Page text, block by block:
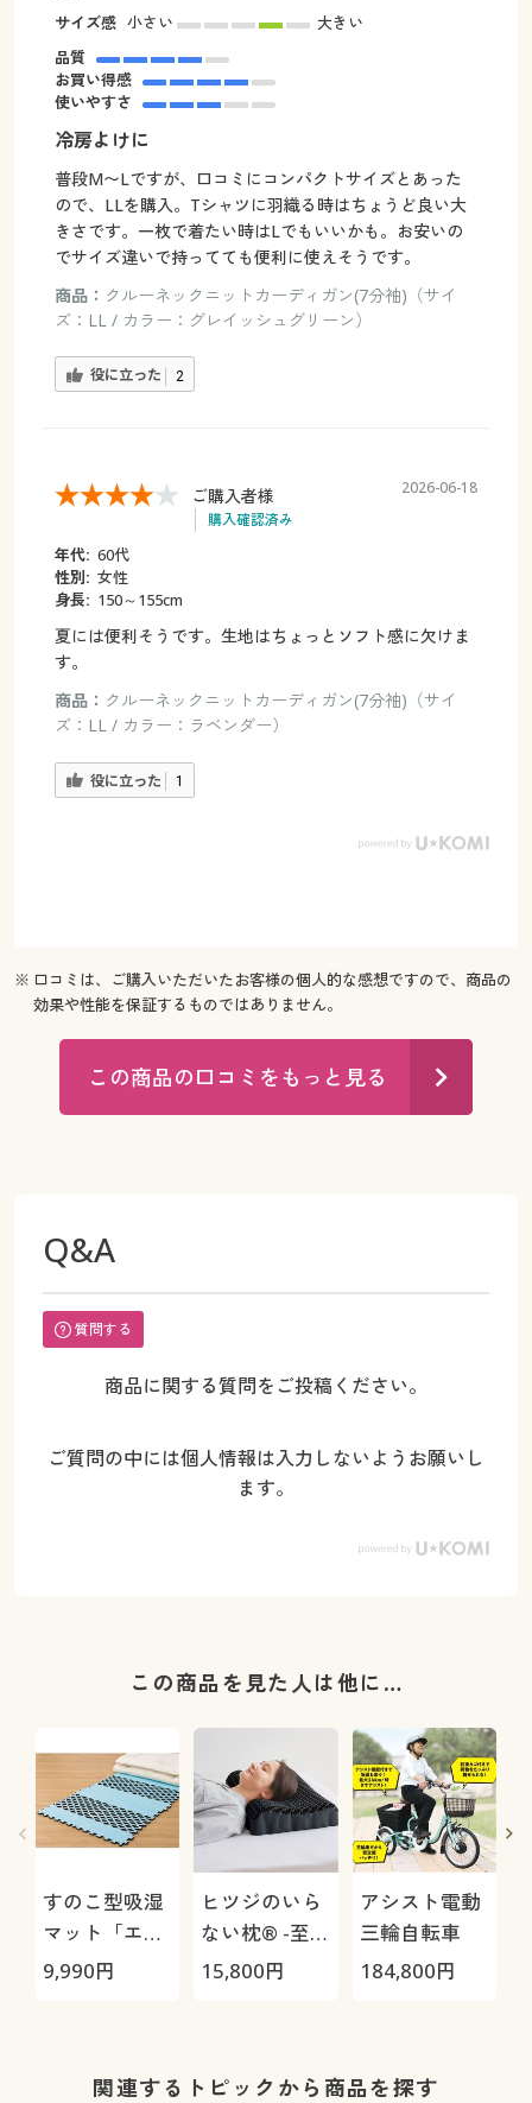
サイズ感 小さい
大きい
品質
お買い得感
使いやすさ
冷房よけに
普段M〜Lですが、口コミにコンパクトサイズとあった
ので、LLを購入。Tシャツに羽織る時はちょうど良い大
きさです。一枚で着たい時はLでもいいかも。お安いの
でサイズ違いで持ってても便利に使えそうです。
商品： クルーネックニットカーディガン(7分袖)（サイ
ズ：LL / カラー：グレイッシュグリーン）
役に立った 2
ご購入者様
購入確認済み
2026-06-18
年代: 60代
性別: 女性
身長: 150～155cm
夏には便利そうです。生地はちょっとソフト感に欠けま
す。
商品： クルーネックニットカーディガン(7分袖)（サイ
ズ：LL / カラー：ラベンダー）
役に立った 1
※ 口コミは、ご購入いただいたお客様の個人的な感想ですので、商品の
効果や性能を保証するものではありません。
この商品の口コミをもっと見る
Q&A
質問する
商品に関する質問をご投稿ください。
ご質問の中には個人情報は入力しないようお願いし
ます。
この商品を見た人は他に…
すのこ型吸湿
マット「エア
ージョブ®」
9,990円
ヒツジのいら
ない枕® -至
極-
15,800円
アシスト電動
三輪自転車
184,800円
関連するトピックから商品を探す